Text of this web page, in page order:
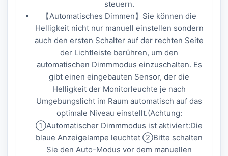
steuern.
【Automatisches Dimmen】Sie können die
Helligkeit nicht nur manuell einstellen sondern
auch den ersten Schalter auf der rechten Seite
der Lichtleiste berühren, um den
automatischen Dimmmodus einzuschalten. Es
gibt einen eingebauten Sensor, der die
Helligkeit der Monitorleuchte je nach
Umgebungslicht im Raum automatisch auf das
optimale Niveau einstellt.(Achtung:
①Automatischer Dimmmodus ist aktiviert:Die
blaue Anzeigelampe leuchtet ②Bitte schalten
Sie den Auto-Modus vor dem manuellen